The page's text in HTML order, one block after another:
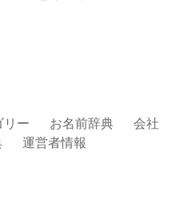
リー お名前辞典
会社
運営者情報